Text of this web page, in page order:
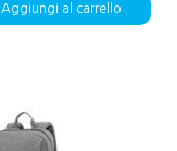
Aggiungi al carrello